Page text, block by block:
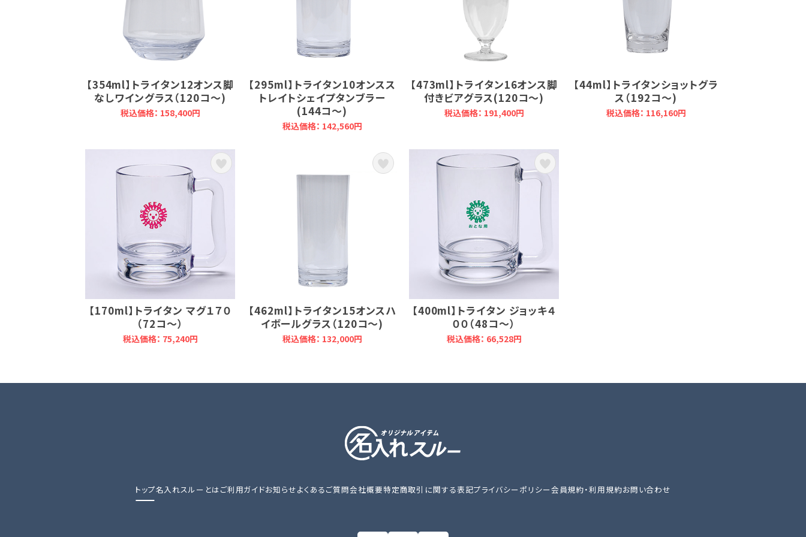
【354ml】トライタン12オンス脚
なしワイングラス（120コ～)
税込価格： 158,400円
【295ml】トライタン10オンスス
トレイトシェイプタンブラー
(144コ～)
税込価格： 142,560円
【473ml】トライタン16オンス脚
付きビアグラス(120コ～)
税込価格： 191,400円
【44ml】トライタンショットグラ
ス（192コ～)
税込価格： 116,160円
【170ml】トライタン マグ１７０
（72コ～）
税込価格： 75,240円
【462ml】トライタン15オンスハ
イボールグラス（120コ～)
税込価格： 132,000円
【400ml】トライタン ジョッキ４
００（48コ～）
税込価格： 66,528円
トップ名入れスルーとはご利用ガイドお知らせよくあるご質問会社概要特定商取引に関する表記プライバシーポリシー会員規約・利用規約お問い合わせ